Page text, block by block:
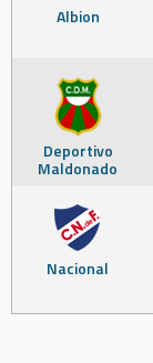
Albion
Deportivo
Maldonado
Nacional